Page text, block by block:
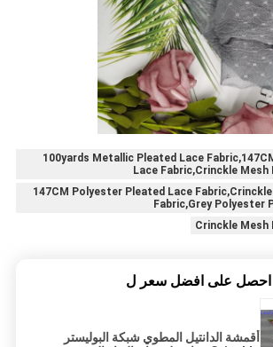
100yards Metallic Pleated Lace
Lace Fabric,Crinckle
147CM Polyester Pleated Lace
Fabric,Grey Polyester
Crinckle Mesh
احصل على افضل سعر ل
أقمشة الدانتيل المطوي شبكة البوليستر